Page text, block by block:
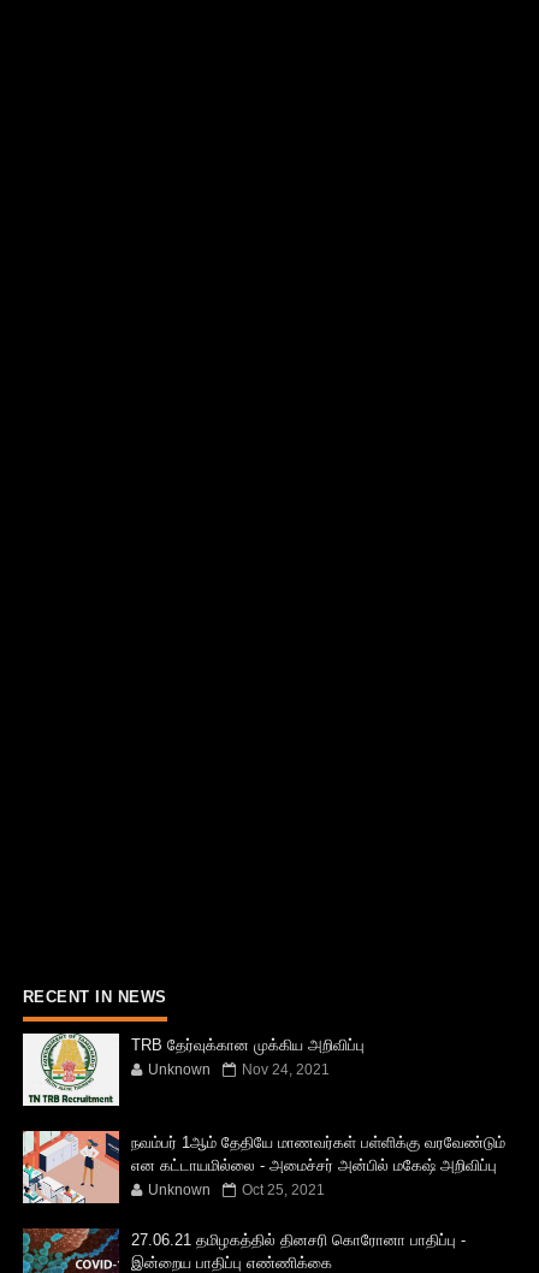
RECENT IN NEWS
TRB தேர்வுக்கான முக்கிய அறிவிப்பு
Unknown Nov 24, 2021
நவம்பர் 1ஆம் தேதியே மாணவர்கள் பள்ளிக்கு வரவேண்டும்
என கட்டாயமில்லை - அமைச்சர் அன்பில் மகேஷ் அறிவிப்பு
Unknown Oct 25, 2021
27.06.21 தமிழகத்தில் தினசரி கொரோனா பாதிப்பு -
இன்றைய பாதிப்பு எண்ணிக்கை